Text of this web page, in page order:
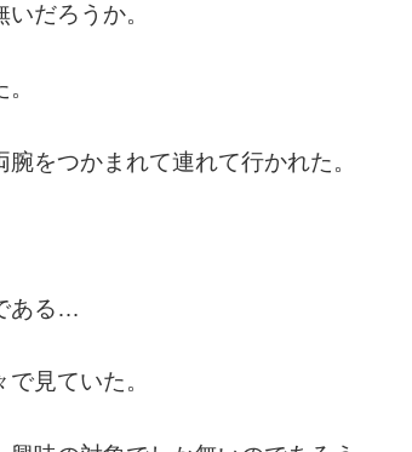
だろうか。
をつかまれて連れて行かれた。
ある…
見ていた。